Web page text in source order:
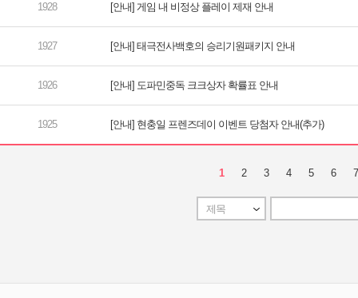
[안내] 게임 내 비정상 플레이 제재 안내
[안내] 태극전사백호의 승리기원패키지 안내
[안내] 도파민중독 크크상자 확률표 안내
[안내] 현충일 프렌즈데이 이벤트 당첨자 안내(추가)